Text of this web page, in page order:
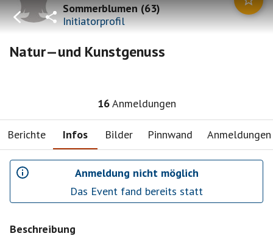
Sommerblumen(63)
Initiatorprofil
Natur—und Kunstgenuss
16Anmeldungen
Berichte Infos Bilder Pinnwand Anmeldungen
Anmeldung nicht möglich
Das Event fand bereits statt
Beschreibung